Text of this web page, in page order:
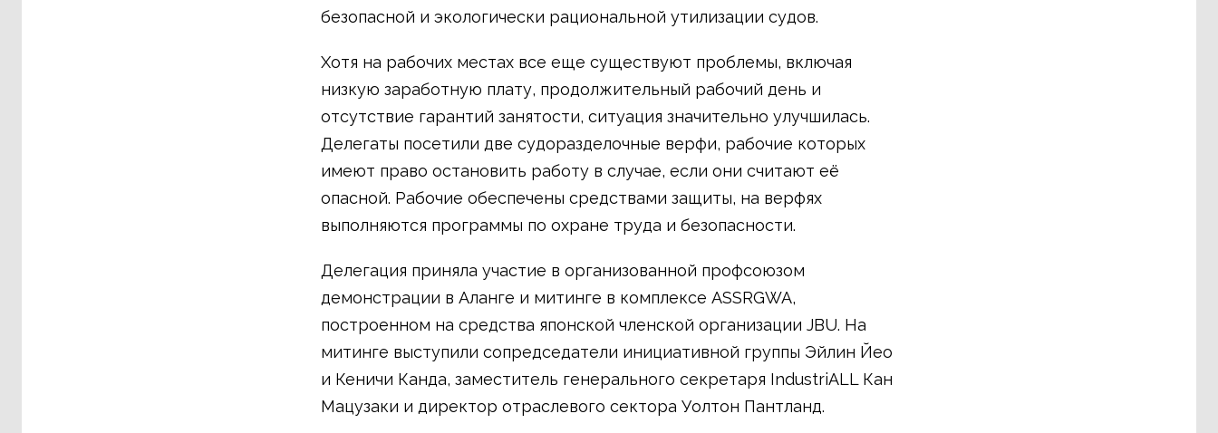
безопасной и экологически рациональной утилизации судов.
Хотя на рабочих местах все еще существуют проблемы, включая
низкую заработную плату, продолжительный рабочий день и
отсутствие гарантий занятости, ситуация значительно улучшилась.
Делегаты посетили две судоразделочные верфи, рабочие которых
имеют право остановить работу в случае, если они считают её
опасной. Рабочие обеспечены средствами защиты, на верфях
выполняются программы по охране труда и безопасности.
Делегация приняла участие в организованной профсоюзом
демонстрации в Аланге и митинге в комплексе ASSRGWA,
построенном на средства японской членской организации JBU. На
митинге выступили сопредседатели инициативной группы Эйлин Йео
и Кеничи Канда, заместитель генерального секретаря IndustriALL Кан
Мацузаки и директор отраслевого сектора Уолтон Пантланд.